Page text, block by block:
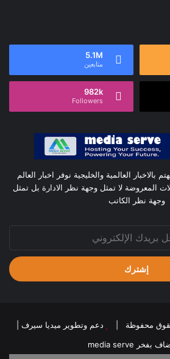
5.1M
متابعين
982k
Followers
العالمية والخليجية نوفر اخبار العالم
المعروضة لا تمثل وجهة نظر الادارة بل تمثل
وجهة نظر الكاتب
محفوظة | دعم وتطوير ميديا سيرف
بفخر media serve